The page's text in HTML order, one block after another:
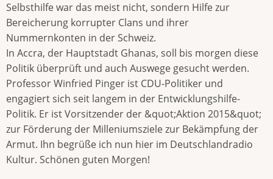
Selbsthilfe war das meist nicht, sondern Hilfe zur
Bereicherung korrupter Clans und ihrer
Nummernkonten in der Schweiz.
In Accra, der Hauptstadt Ghanas, soll bis morgen diese
Politik überprüft und auch Auswege gesucht werden.
Professor Winfried Pinger ist CDU-Politiker und
engagiert sich seit langem in der Entwicklungshilfe-
Politik. Er ist Vorsitzender der &quot;Aktion 2015&quot;
zur Förderung der Milleniumsziele zur Bekämpfung der
Armut. Ihn begrüße ich nun hier im Deutschlandradio
Kultur. Schönen guten Morgen!